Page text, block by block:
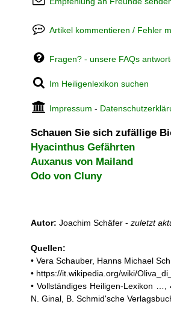
Artikel kommentieren / Fehler
Fragen? - unsere FAQs
Im Heiligenlexikon suchen
Impressum -
Schauen Sie sich zufällige
Hyacinthus Gefährten
Auxanus von Mailand
Odo von Cluny
Autor: Joachim Schäfer - zuletzt
Quellen:
• Vera Schauber, Hanns Michael
• https://it.wikipedia.org/wiki/
• Vollständiges Heiligen-Lexikon
N. Ginal, B. Schmid'sche